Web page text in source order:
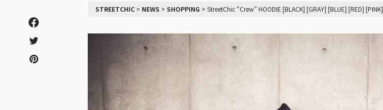
STREETCHIC > NEWS > SHOPPING > StreetChic “Crew” HOODIE [BLACK] [GRAY] [BLUE] [RED] [PINK]